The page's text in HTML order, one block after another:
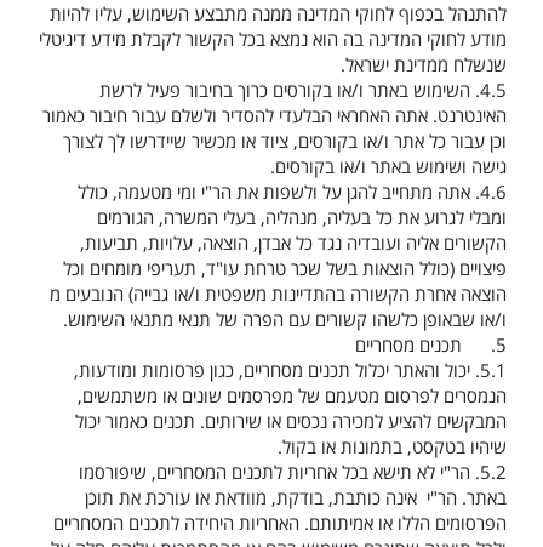
להתנהל בכפוף לחוקי המדינה ממנה מתבצע השימוש, עליו להיות
מודע לחוקי המדינה בה הוא נמצא בכל הקשור לקבלת מידע דיגיטלי
שנשלח ממדינת ישראל.
4.5. השימוש באתר ו/או בקורסים כרוך בחיבור פעיל לרשת
האינטרנט. אתה האחראי הבלעדי להסדיר ולשלם עבור חיבור כאמור
וכן עבור כל אתר ו/או בקורסים, ציוד או מכשיר שיידרשו לך לצורך
גישה ושימוש באתר ו/או בקורסים.
4.6. אתה מתחייב להגן על ולשפות את הר"י ומי מטעמה, כולל
ומבלי לגרוע את כל בעליה, מנהליה, בעלי המשרה, הגורמים
הקשורים אליה ועובדיה נגד כל אבדן, הוצאה, עלויות, תביעות,
פיצויים (כולל הוצאות בשל שכר טרחת עו"ד, תעריפי מומחים וכל
הוצאה אחרת הקשורה בהתדיינות משפטית ו/או גבייה) הנובעים מ
ו/או שבאופן כלשהו קשורים עם הפרה של תנאי מתנאי השימוש.
5.
תכנים מסחריים
5.1. יכול והאתר יכלול תכנים מסחריים, כגון פרסומות ומודעות,
הנמסרים לפרסום מטעמם של מפרסמים שונים או משתמשים,
המבקשים להציע למכירה נכסים או שירותים. תכנים כאמור יכול
שיהיו בטקסט, בתמונות או בקול.
5.2. הר"י לא תישא בכל אחריות לתכנים המסחריים, שיפורסמו
באתר. הר"י אינה כותבת, בודקת, מוודאת או עורכת את תוכן
הפרסומים הללו או אמיתותם. האחריות היחידה לתכנים המסחריים